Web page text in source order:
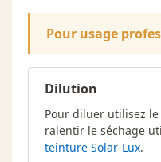
Pour usage
Dilution
Pour diluer utilisez le
ralentir le séchage
teinture Solar-Lux.